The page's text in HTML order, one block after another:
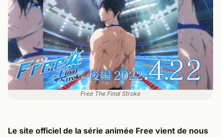
Free The Final Stroke
Le site officiel de la série animée Free vient de nous